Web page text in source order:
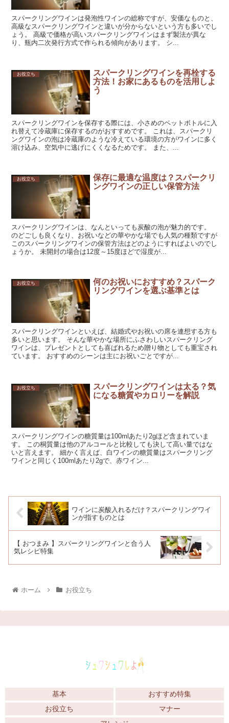
スパークリングワインは発泡性ワインの総称ですが、安価なものと、
高級なスパークリングワインと違いが分からないという方も多いでし
ょう。 高級で価格が高いスパークリングワインはまず製法が異な
り、瓶内二次発行方式で作られる傾向があります。 シ...
お役立ち
スパークリングワインを再栓する
方法！お家にあるものを活用しよ
う
スパークリングワインを保存する際には、小さめのペットボトルに入
れ替えて冷蔵庫に保存するのがおすすめです。 これは、スパークリ
ングワインの泡は冷蔵庫のような冷えている環境の方がワインに多く
溶け込み、空気中に逃げにくくなるためです。 また、...
お役立ち
保存に最適な温度は？スパークリ
ングワインの正しい保管方法
スパークリングワインは、なんといっても炭酸の泡が魅力的です。
のどごしも良くなり、お祝いなどの華やかな場でも人気の種類ですが
このスパークリングワインの保管方法はどのようにすればよいのでし
ょうか。 未開封の場合は12度～15度ほどで湿度が...
お役立ち
何のお祝いにおすすめ？スパーク
リングワインを選ぶ基準とは
スパークリングワインといえば、結婚式やお祝いの席を連想する方も
多いと思います。 そんな華やかな場所にふさわしいスパークリング
ワインは、プレゼントとしても喜ばれるため贈り物としても重宝され
ています。 おすすめのシーンは主にお祝いごとですが...
お役立ち
スパークリングワインは太る？気
になる糖質やカロリーを解説
スパークリングワインの糖質量は100mlあたり2gほど含まれていま
す。 この桐質量は他のアルコールと比較しても決して高い量ではな
いと言えます。 細かく言えば、白ワインの糖質量はスパークリング
ワインと同じく100mlあたり2gで、赤ワイン...
ワインに炭酸入れるだけ？スパークリングワイ
ンが指すものとは
【 おつまみ 】スパークリングワインと合う人
気レシピ特集
ホーム お役立ち
基本
おすすめ特集
お役立ち
マナー